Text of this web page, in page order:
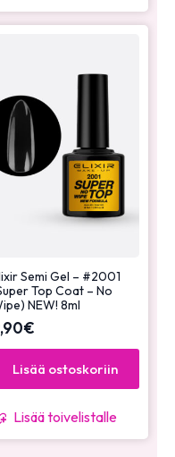
Semi Gel – #2001
Top Coat – No
NEW! 8ml
€
Lisää ostoskoriin
Lisää toivelistalle